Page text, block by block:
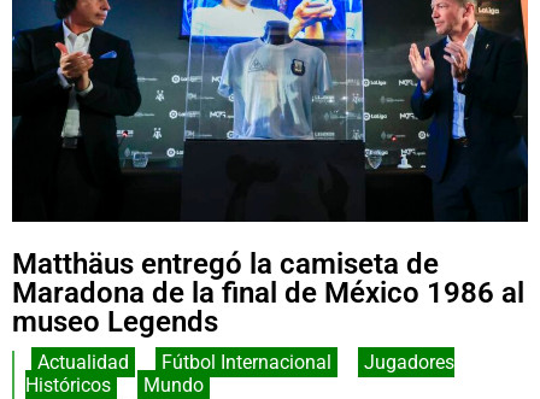
Matthäus entregó la camiseta de
Maradona de la final de México 1986 al
museo Legends
Actualidad Fútbol Internacional
Jugadores
Históricos
Mundo